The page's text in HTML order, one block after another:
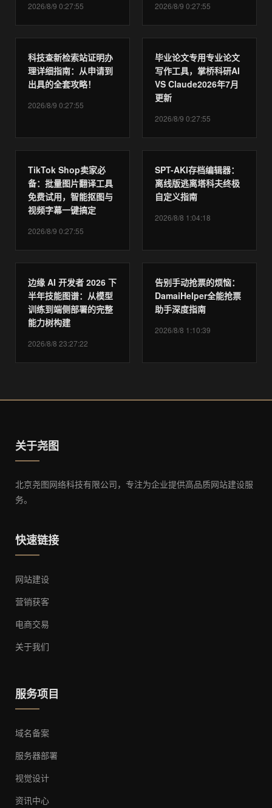
2026/8/9 0:27:55 2026/8/9 0:27:55
科技查新检索站证明办
理详细指南：从申请到
出具的全套攻略！
2026/8/9 0:27:55
毕业论文专用专业论文
写作工具，掌桥科研AI
VS Claude2026年7月
更新
2026/8/9 0:27:55
TikTok Shop卖家必
备：批量图片翻译工具
免费试用，智能抠图与
视频字幕一键搞定
2026/8/9 0:27:55
SPT-AKI存档编辑器：
离线版逃离塔科夫终极
自定义指南
2026/8/8 1:04:18
边缘 AI 开发者 2026 下
半年技能图谱：从模型
训练到端侧部署的完整
能力树构建
2026/8/8 23:27:22
告别手动抢票的烦恼：
DamaiHelper全能抢票
助手深度指南
2026/8/8 1:10:39
关于尧图
北京尧图网络科技有限公司，专注为企业提供高品质网站建设服
务。
快速链接
网站建设
营销获客
电商交易
关于我们
服务项目
域名备案
服务器部署
视觉设计
资讯中心